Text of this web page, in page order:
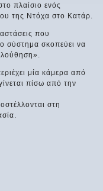
πλαίσιο ενός
της Ντόχα στο Κατάρ.
που
σύστημα σκοπεύει να
μία κάμερα από
πίσω από την
στη